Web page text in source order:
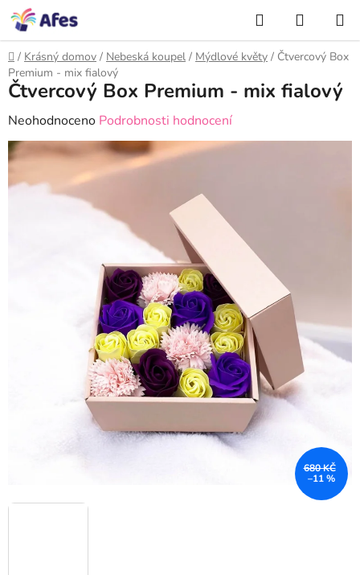
Přejít
na
obsah
KOŠÍK
Domů
/ Krásný domov / Nebeská koupel / Mýdlové květy / Čtvercový Box
Premium - mix fialový
Čtvercový Box Premium - mix fialový
Průměrné
hodnocení
produktu
je
Neohodnoceno Podrobnosti hodnocení
680 KČ
–11 %